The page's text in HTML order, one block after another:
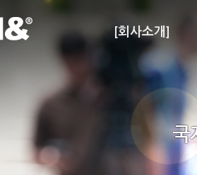
[회사소개]